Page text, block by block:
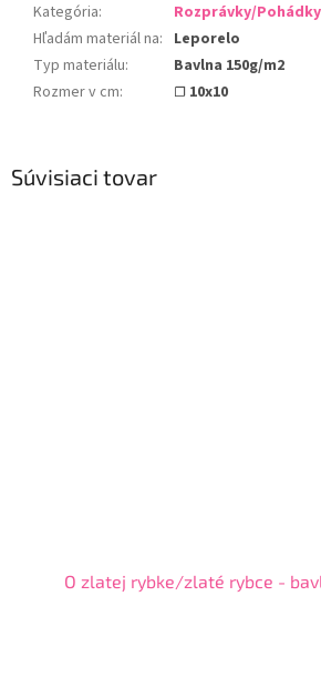
Súvisiaci tovar
O zlatej rybke/zlaté rybce -
Kategória:
Rozprávky/
Hľadám materiál na: Leporelo
Typ materiálu:
Bavlna 150g/m2
Rozmer v cm: ☐ 10x10